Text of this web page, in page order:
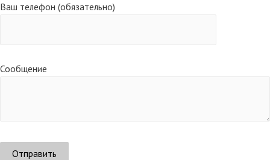
Ваш телефон (обязательно)
Сообщение